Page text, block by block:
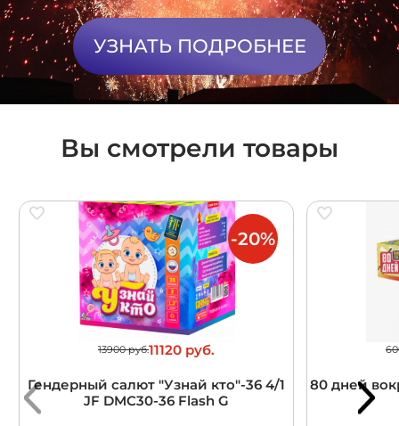
УЗНАТЬ ПОДРОБНЕЕ
Вы смотрели товары
13900 руб.11120 руб.
Гендерный салют "Узнай кто"-36 4/1
JF DMC30-36 Flash G
-20%
80 дней